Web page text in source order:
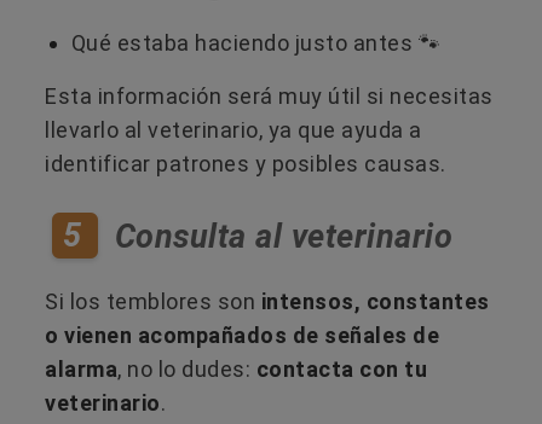
Qué estaba haciendo justo antes 🐾
Esta información será muy útil si necesitas
llevarlo al veterinario, ya que ayuda a
identificar patrones y posibles causas.
5 Consulta al veterinario
Si los temblores son intensos, constantes
o vienen acompañados de señales de
alarma, no lo dudes: contacta con tu
veterinario.